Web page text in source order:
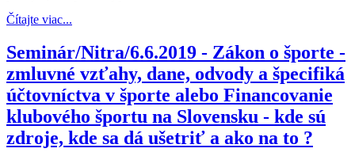
Čítajte viac...
Seminár/Nitra/6.6.2019 - Zákon o športe -
zmluvné vzťahy, dane, odvody a špecifiká
účtovníctva v športe alebo Financovanie
klubového športu na Slovensku - kde sú
zdroje, kde sa dá ušetriť a ako na to ?